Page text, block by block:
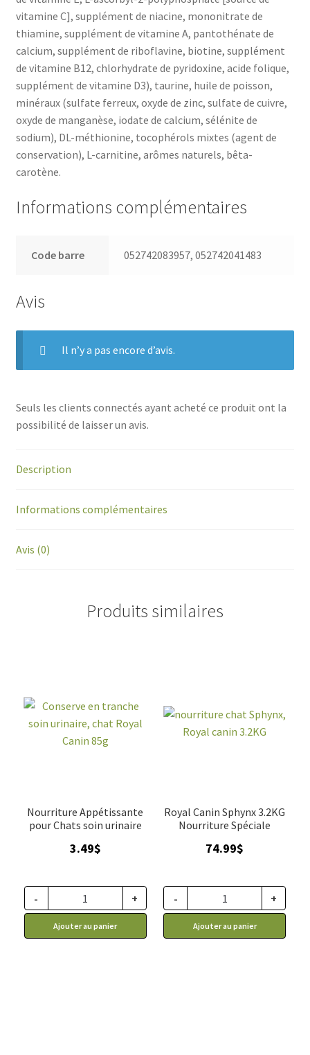
vitamine C], supplément de niacine, mononitrate de
thiamine, supplément de vitamine A, pantothénate de
calcium, supplément de riboflavine, biotine, supplément
de vitamine B12, chlorhydrate de pyridoxine, acide folique,
supplément de vitamine D3), taurine, huile de poisson,
minéraux (sulfate ferreux, oxyde de zinc, sulfate de cuivre,
oxyde de manganèse, iodate de calcium, sélénite de
sodium), DL-méthionine, tocophérols mixtes (agent de
conservation), L-carnitine, arômes naturels, bêta-
carotène.
Informations complémentaires
Code barre 052742083957, 052742041483
Avis
Il n’y a pas encore d’avis.
Seuls les clients connectés ayant acheté ce produit ont la
possibilité de laisser un avis.
Description
Informations complémentaires
Avis (0)
Produits similaires
Nourriture Appétissante
pour Chats soin urinaire
3.49$
- +
Ajouter au panier
Royal Canin Sphynx 3.2KG
Nourriture Spéciale
74.99$
- +
Ajouter au panier